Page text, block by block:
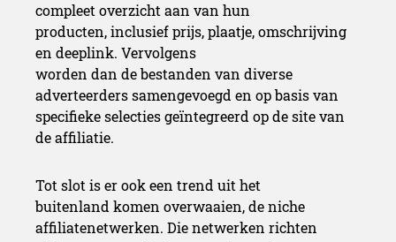
compleet overzicht aan van hun
producten, inclusief prijs, plaatje, omschrijving
en deeplink. Vervolgens
worden dan de bestanden van diverse
adverteerders samengevoegd en op basis van
specifieke selecties geïntegreerd op de site van
de affiliatie.
Tot slot is er ook een trend uit het
buitenland komen overwaaien, de niche
affiliatenetwerken. Die netwerken richten